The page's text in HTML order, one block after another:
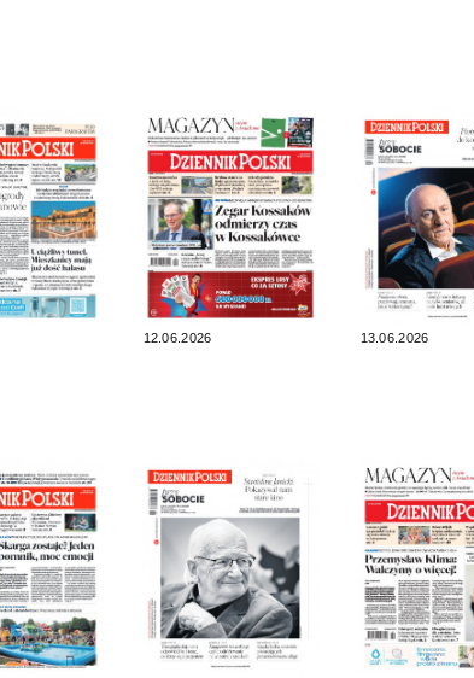
12.06.2026 13.06.2026